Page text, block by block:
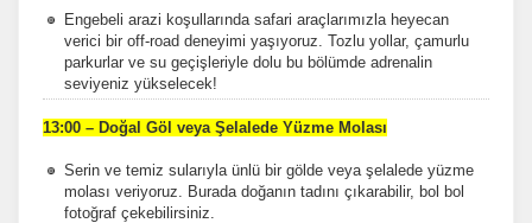
Engebeli arazi koşullarında safari araçlarımızla heyecan
verici bir off-road deneyimi yaşıyoruz. Tozlu yollar, çamurlu
parkurlar ve su geçişleriyle dolu bu bölümde adrenalin
seviyeniz yükselecek!
13:00 – Doğal Göl veya Şelalede Yüzme Molası
Serin ve temiz sularıyla ünlü bir gölde veya şelalede yüzme
molası veriyoruz. Burada doğanın tadını çıkarabilir, bol bol
fotoğraf çekebilirsiniz.